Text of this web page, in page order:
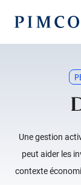
Une gestion
peut aider les
contexte